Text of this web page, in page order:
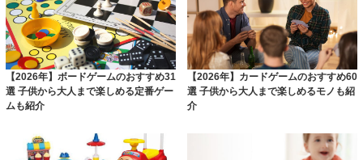
【2026年】ボードゲームのおすすめ31
選 子供から大人まで楽しめる定番ゲー
ムも紹介
【2026年】カードゲームのおすすめ60
選 子供から大人まで楽しめるモノも紹
介